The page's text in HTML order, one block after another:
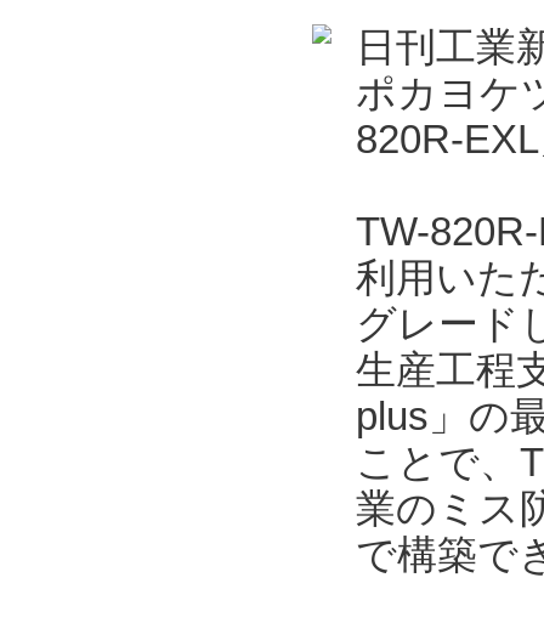
日刊工業
ポカヨケ
820R-
TW-
利用いた
グレード
生産工程
plus」の
ことで、
業のミス
で構築で